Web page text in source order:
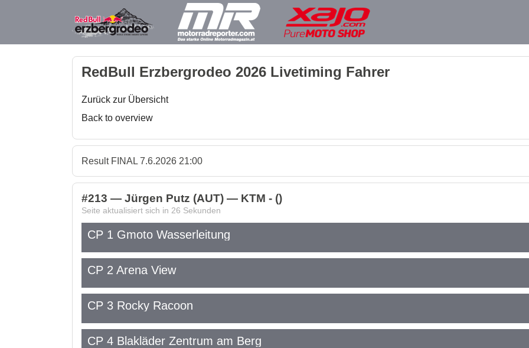
RedBull Erzbergrodeo 2026 Livetiming Fahrer
Zurück zur Übersicht
Back to overview
Result FINAL 7.6.2026 21:00
#213 — Jürgen Putz (AUT) — KTM - ()
Seite aktualisiert sich in 26 Sekunden
CP 1 Gmoto Wasserleitung
CP 2 Arena View
CP 3 Rocky Racoon
CP 4 Blakläder Zentrum am Berg